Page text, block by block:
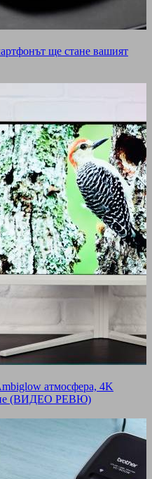
ще стане вашият
атмосфера, 4K
(ВИДЕО РЕВЮ)